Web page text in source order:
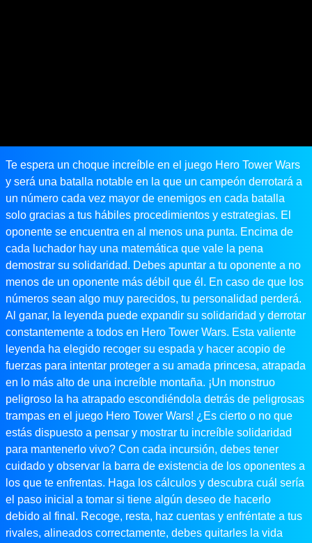
Te espera un choque increíble en el juego Hero Tower Wars
y será una batalla notable en la que un campeón derrotará a
un número cada vez mayor de enemigos en cada batalla
solo gracias a tus hábiles procedimientos y estrategias. El
oponente se encuentra en al menos una punta. Encima de
cada luchador hay una matemática que vale la pena
demostrar su solidaridad. Debes apuntar a tu oponente a no
menos de un oponente más débil que él. En caso de que los
números sean algo muy parecidos, tu personalidad perderá.
Al ganar, la leyenda puede expandir su solidaridad y derrotar
constantemente a todos en Hero Tower Wars. Esta valiente
leyenda ha elegido recoger su espada y hacer acopio de
fuerzas para intentar proteger a su amada princesa, atrapada
en lo más alto de una increíble montaña. ¡Un monstruo
peligroso la ha atrapado escondiéndola detrás de peligrosas
trampas en el juego Hero Tower Wars! ¿Es cierto o no que
estás dispuesto a pensar y mostrar tu increíble solidaridad
para mantenerlo vivo? Con cada incursión, debes tener
cuidado y observar la barra de existencia de los oponentes a
los que te enfrentas. Haga los cálculos y descubra cuál sería
el paso inicial a tomar si tiene algún deseo de hacerlo
debido al final. Recoge, resta, haz cuentas y enfréntate a tus
rivales, alineados correctamente, debes quitarles la vida